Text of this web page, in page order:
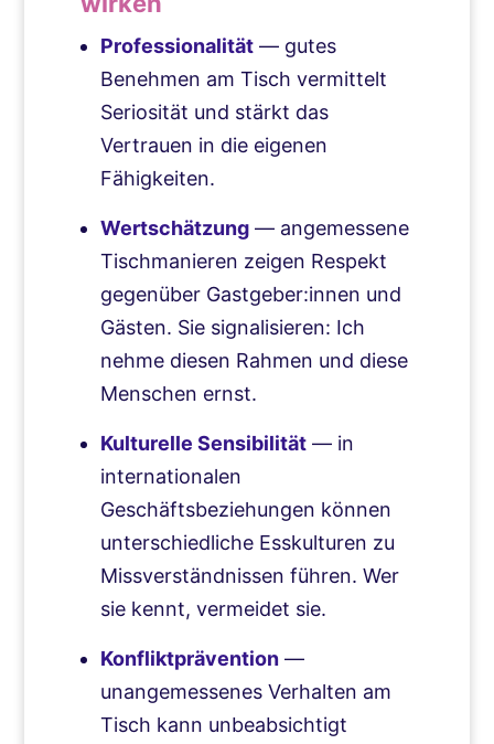
Professionalität— gutes
Benehmen am Tisch vermittelt
Seriosität und stärkt das
Vertrauen in die eigenen
Fähigkeiten.
Wertschätzung— angemessene
Tischmanieren zeigen Respekt
gegenüber Gastgeber:innen und
Gästen. Sie signalisieren: Ich
nehme diesen Rahmen und diese
Menschen ernst.
Kulturelle Sensibilität— in
internationalen
Geschäftsbeziehungen können
unterschiedliche Esskulturen zu
Missverständnissen führen. Wer
sie kennt, vermeidet sie.
Konfliktprävention—
unangemessenes Verhalten am
Tisch kann unbeabsichtigt